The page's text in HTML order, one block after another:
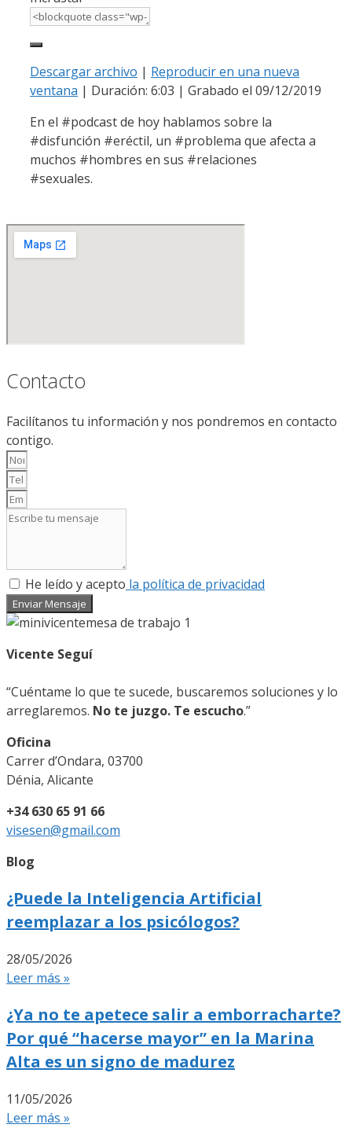
Descargar archivo | Reproducir en una nueva
ventana | Duración: 6:03 | Grabado el 09/12/2019
En el #podcast de hoy hablamos sobre la
#disfunción #eréctil, un #problema que afecta a
muchos #hombres en sus #relaciones
#sexuales.
Contacto
Facilítanos tu información y nos pondremos en contacto
contigo.
He leído y acepto la política de privacidad
Enviar Mensaje
Vicente Seguí
“Cuéntame lo que te sucede, buscaremos soluciones y lo
arreglaremos. No te juzgo. Te escucho.”
Oficina
Carrer d’Ondara, 03700
Dénia, Alicante
+34 630 65 91 66
visesen@gmail.com
Blog
¿Puede la Inteligencia Artificial
reemplazar a los psicólogos?
28/05/2026
Leer más »
¿Ya no te apetece salir a emborracharte?
Por qué “hacerse mayor” en la Marina
Alta es un signo de madurez
11/05/2026
Leer más »